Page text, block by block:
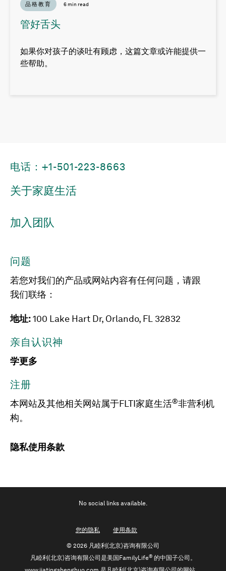
品格教育 6 min read
管好舌头
如果你对孩子的谈吐有顾虑，这篇文章或许能提供一
些帮助。
电话：+1-501-223-8663
关于家庭生活
加入团队
问题
若您对我们的产品或网站内容有任何问题，请跟
我们联络：
地址:100 Lake Hart Dr, Orlando, FL 32832
亲自认识神
学更多
注册
本网站及其他相关网站属于FLTI家庭生活®非营利机
构。
隐私使用条款
No social links available.
您的隐私 使用条款
© 2026 凡睦利(北京)咨询有限公司
凡睦利(北京)咨询有限公司是美国FamilyLife®的中国子公司。